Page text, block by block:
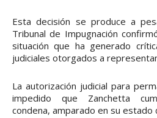
Esta decisión se produce a
Tribunal de Impugnación
situación que ha generado
judiciales otorgados a
La autorización judicial para
impedido que Zanchetta
condena, amparado en su estado